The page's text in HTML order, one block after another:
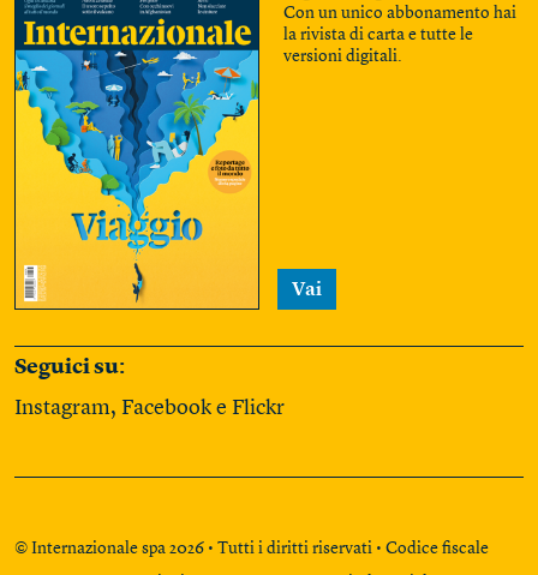
Con un unico abbonamento hai
la rivista di carta e tutte le
versioni digitali.
Vai
Seguici su:
Instagram, Facebook e Flickr
© Internazionale spa 2026 • Tutti i diritti riservati • Codice fiscale